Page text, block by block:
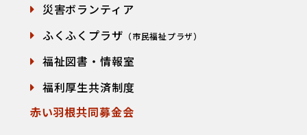
災害ボランティア
ふくふくプラザ （市民福祉プラザ）
福祉図書・情報室
福利厚生共済制度
赤い羽根共同募金会